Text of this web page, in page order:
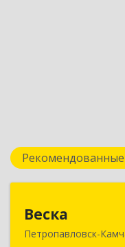
Веска
Петропавловск-
683031,